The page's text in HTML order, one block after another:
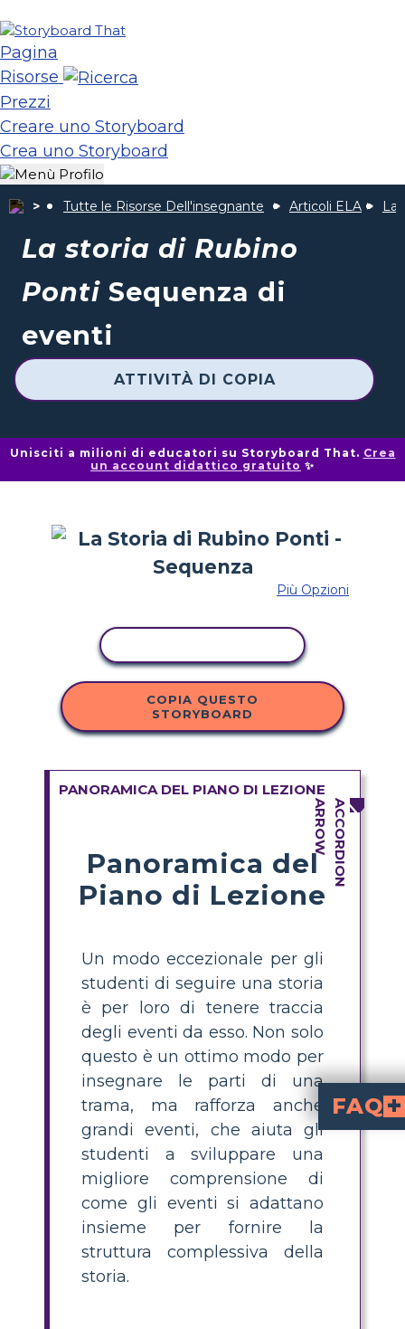
Pagina
Risorse
Prezzi
Creare uno Storyboard
Crea uno Storyboard
Tutte le Risorse Dell'insegnante Articoli ELA La
La storia di Rubino
Ponti Sequenza di
eventi
ATTIVITÀ DI COPIA
Unisciti a milioni di educatori su Storyboard That. Crea
un account didattico gratuito ✨
Più Opzioni
COPIA QUESTO
STORYBOARD
PANORAMICA DEL PIANO DI LEZIONE
Panoramica del
Piano di Lezione
Un modo eccezionale per gli
studenti di seguire una storia
è per loro di tenere traccia
degli eventi da esso. Non solo
questo è un ottimo modo per
insegnare le parti di una
trama, ma rafforza anche
grandi eventi, che aiuta gli
studenti a sviluppare una
migliore comprensione di
come gli eventi si adattano
insieme per fornire la
struttura complessiva della
storia.
FAQ